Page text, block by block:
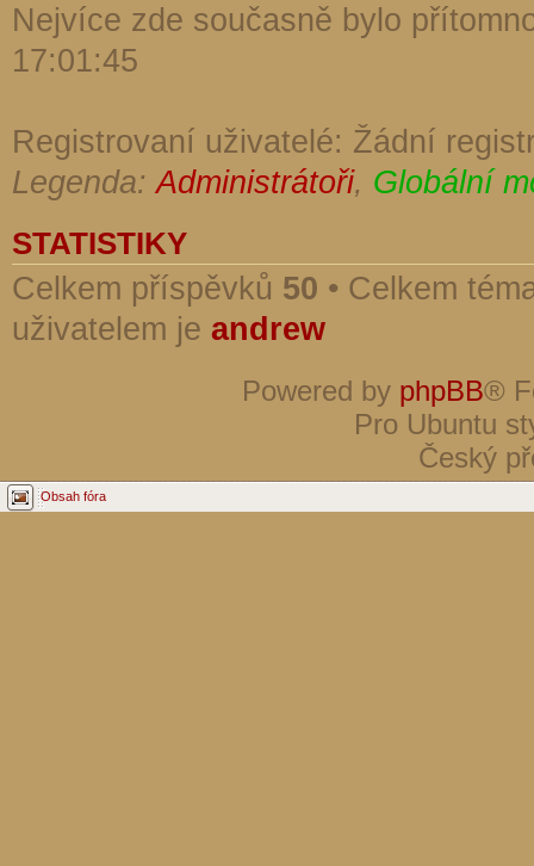
Nejvíce zde současně bylo
17:01:45
Registrovaní uživatelé: Žádní
Legenda:Administrátoři, Globální
STATISTIKY
Celkem příspěvků 50 • Celkem
uživatelem je andrew
Powered by phpBB®
Pro Ubuntu
Český
Obsah fóra